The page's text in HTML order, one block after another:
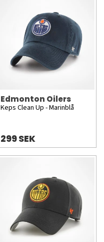
Edmonton Oilers
Keps Clean Up - Marinblå
299 SEK